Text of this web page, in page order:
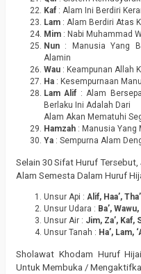
Kaf : Alam Ini Berdiri
Lam : Alam Berdiri Atas
Mim : Nabi Muhammad
Nun : Manusia Yang
Alamin
Wau : Keampunan Allah
Ha : Kesempurnaan
Lam Alif : Alam
Berlaku Ini Adalah Dari
Alam Akan Mematuhi
Hamzah : Manusia Yang
Ya : Sempurna Alam
Selain 30 Sifat Huruf
Alam Semesta Dalam Huruf
Unsur Api : Alif, Haa’,
Unsur Udara : Ba’,
Unsur Air : Jim, Za’, Kaf,
Unsur Tanah : Ha’, Lam,
Sholawat Khodam Huruf
Untuk Membuka /